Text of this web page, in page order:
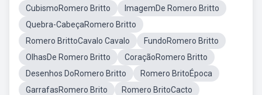
CubismoRomero Britto
ImagemDe Romero Britto
Quebra-CabeçaRomero Britto
Romero BrittoCavalo Cavalo
FundoRomero Britto
OlhasDe Romero Britto
CoraçãoRomero Britto
Desenhos DoRomero Britto
Romero BritoÉpoca
GarrafasRomero Brito
Romero BritoCacto